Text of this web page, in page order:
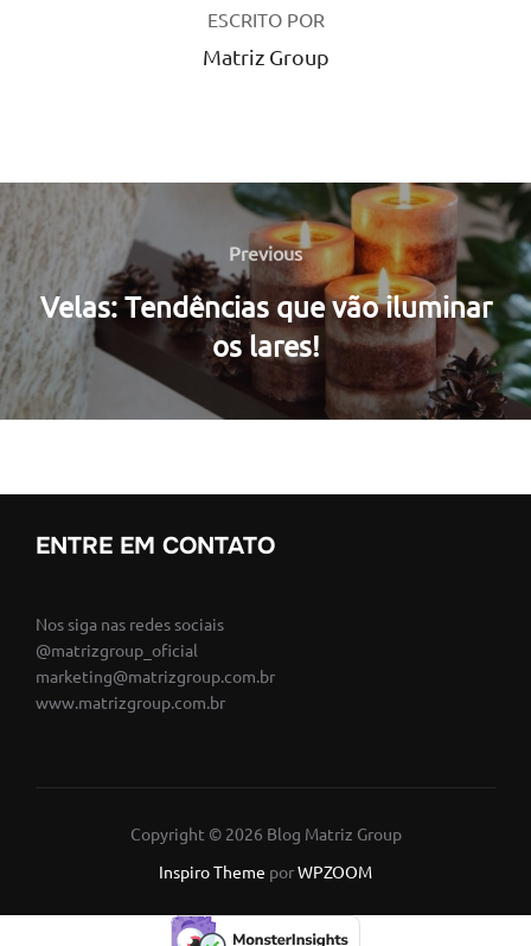
ESCRITO POR
Matriz Group
Navegação
de
Post
Previous
Previous
Velas: Tendências que vão iluminar
os lares!
ENTRE EM CONTATO
Nos siga nas redes sociais
@matrizgroup_oficial
marketing@matrizgroup.com.br
www.matrizgroup.com.br
Copyright © 2026 Blog Matriz Group
Inspiro Theme porWPZOOM